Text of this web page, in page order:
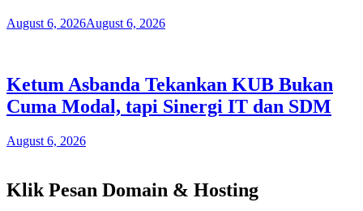
August 6, 2026August 6, 2026
Ketum Asbanda Tekankan KUB Bukan
Cuma Modal, tapi Sinergi IT dan SDM
August 6, 2026
Klik Pesan Domain & Hosting